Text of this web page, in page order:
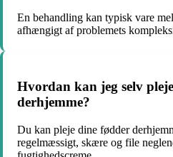
En behandling kan typisk vare
afhængigt af problemets
Hvordan kan jeg selv
derhjemme?
Du kan pleje dine fødder
regelmæssigt, skære og file